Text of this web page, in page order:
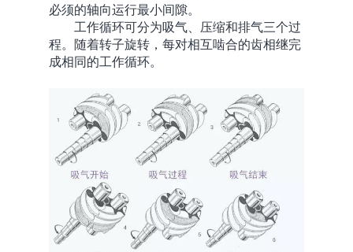
必须的轴向运行最小间隙。
工作循环可分为吸气、压缩和排气三个过
程。随着转子旋转，每对相互啮合的齿相继完
成相同的工作循环。